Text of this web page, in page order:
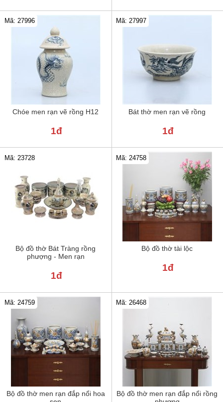
Chóe men rạn vẽ rồng H12
Mã: 27996
1đ
Bát thờ men rạn vẽ rồng
Mã: 27997
1đ
Bộ đồ thờ Bát Tràng rồng
phượng - Men rạn
Mã: 23728
1đ
Bộ đồ thờ tài lộc
Mã: 24758
1đ
Bộ đồ thờ men rạn đắp nổi hoa
Mã: 24759
Bộ đồ thờ men rạn đắp nổi rồng
Mã: 26468